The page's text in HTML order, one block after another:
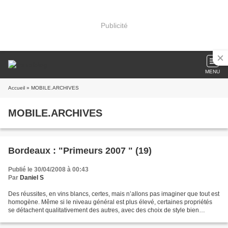
Publicité
MENU
Accueil » MOBILE.ARCHIVES
MOBILE.ARCHIVES
Bordeaux : "Primeurs 2007 " (19)
Publié le 30/04/2008 à 00:43
Par Daniel S
Des réussites, en vins blancs, certes, mais n’allons pas imaginer que tout est
homogène. Même si le niveau général est plus élevé, certaines propriétés
se détachent qualitativement des autres, avec des choix de style bien